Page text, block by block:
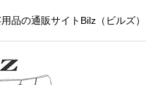
品の通販サイトBilz（ビルズ）